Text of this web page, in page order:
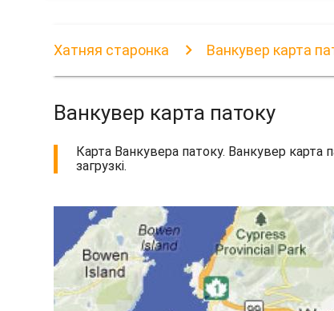
Хатняя старонка Ванкувер карта
Ванкувер карта патоку
Карта Ванкувера патоку. Ванкувер карта
загрузкі.